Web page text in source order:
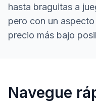
hasta braguitas a
pero con un
precio más bajo
Nuestra
Navegue